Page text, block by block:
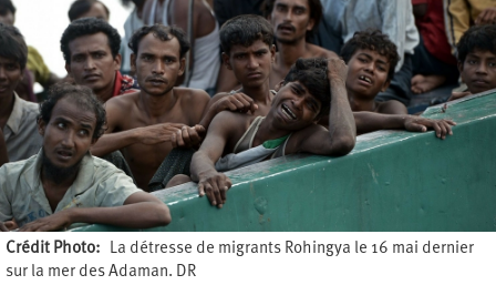
Crédit Photo
La détresse de migrants Rohingya le 16 mai dernier
sur la mer des Adaman. DR